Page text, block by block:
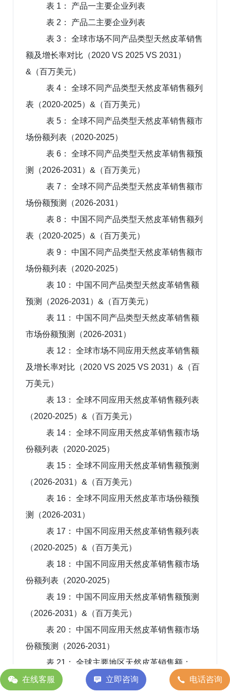
表 1： 产品一主要企业列表
表 2： 产品二主要企业列表
表 3： 全球市场不同产品类型天然皮革销售
额及增长率对比（2020 VS 2025 VS 2031）
&（百万美元）
表 4： 全球不同产品类型天然皮革销售额列
表（2020-2025）&（百万美元）
表 5： 全球不同产品类型天然皮革销售额市
场份额列表（2020-2025）
表 6： 全球不同产品类型天然皮革销售额预
测（2026-2031）&（百万美元）
表 7： 全球不同产品类型天然皮革销售额市
场份额预测（2026-2031）
表 8： 中国不同产品类型天然皮革销售额列
表（2020-2025）&（百万美元）
表 9： 中国不同产品类型天然皮革销售额市
场份额列表（2020-2025）
表 10： 中国不同产品类型天然皮革销售额
预测（2026-2031）&（百万美元）
表 11： 中国不同产品类型天然皮革销售额
市场份额预测（2026-2031）
表 12： 全球市场不同应用天然皮革销售额
及增长率对比（2020 VS 2025 VS 2031）&（百
万美元）
表 13： 全球不同应用天然皮革销售额列表
（2020-2025）&（百万美元）
表 14： 全球不同应用天然皮革销售额市场
份额列表（2020-2025）
表 15： 全球不同应用天然皮革销售额预测
（2026-2031）&（百万美元）
表 16： 全球不同应用天然皮革市场份额预
测（2026-2031）
表 17： 中国不同应用天然皮革销售额列表
（2020-2025）&（百万美元）
表 18： 中国不同应用天然皮革销售额市场
份额列表（2020-2025）
表 19： 中国不同应用天然皮革销售额预测
（2026-2031）&（百万美元）
表 20： 中国不同应用天然皮革销售额市场
份额预测（2026-2031）
表 21： 全球主要地区天然皮革销售额：
（2020 VS 2025 VS 2031）&（百万美元）
在线客服 立即咨询 电话咨询